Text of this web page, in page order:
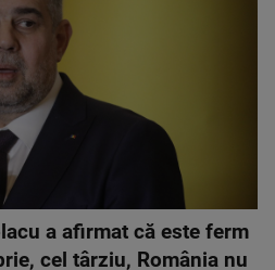
a afirmat că este ferm
cel târziu, România nu